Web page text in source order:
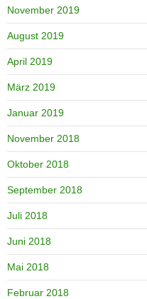
November 2019
August 2019
April 2019
März 2019
Januar 2019
November 2018
Oktober 2018
September 2018
Juli 2018
Juni 2018
Mai 2018
Februar 2018